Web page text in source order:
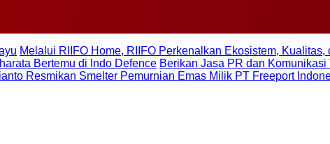
Melalui RIIFO Home, RIIFO Perkenalkan Ekosistem,
Bertemu di Indo Defence Berikan Jasa PR dan
Resmikan Smelter Pemurnian Emas Milik PT Freeport